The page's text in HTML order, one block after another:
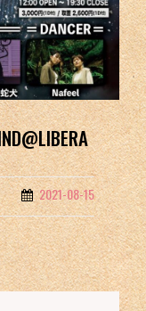
2021-08-15